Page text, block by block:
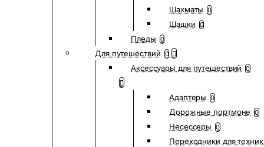
Шахматы 0
Шашки 0
Пледы 0
Для путешествий 0
Аксессуары для путешествий 0
Адаптеры 0
Дорожные портмоне 0
Несессеры 0
Переходники для